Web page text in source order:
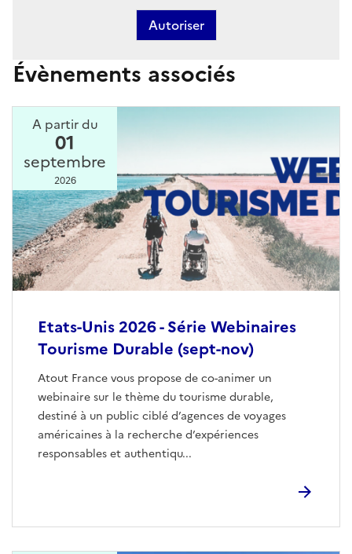
Autoriser
Évènements associés
Etats-Unis 2026 - Série Webinaires
Tourisme Durable (sept-nov)
Atout France vous propose de co-animer un
webinaire sur le thème du tourisme durable,
destiné à un public ciblé d’agences de voyages
américaines à la recherche d’expériences
responsables et authentiqu...
A partir du
01
septembre
2026